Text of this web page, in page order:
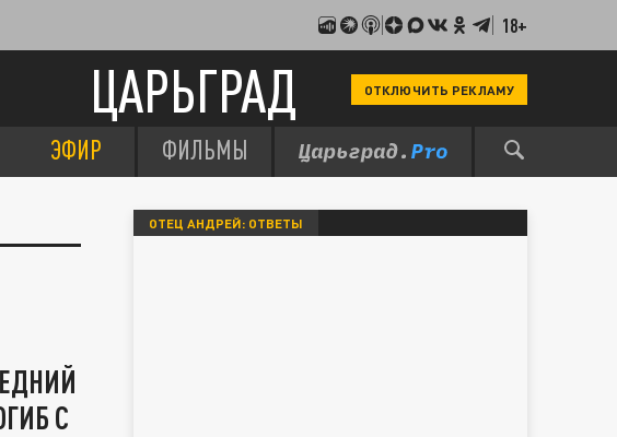
18+
ЦАРЬГРАД ОТКЛЮЧИТЬ РЕКЛАМУ
ЭФИР ФИЛЬМЫ
С
ОТЕЦ АНДРЕЙ: ОТВЕТЫ